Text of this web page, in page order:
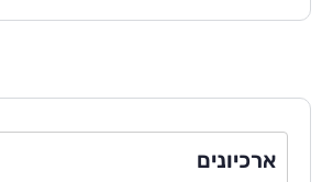
ארכיונים